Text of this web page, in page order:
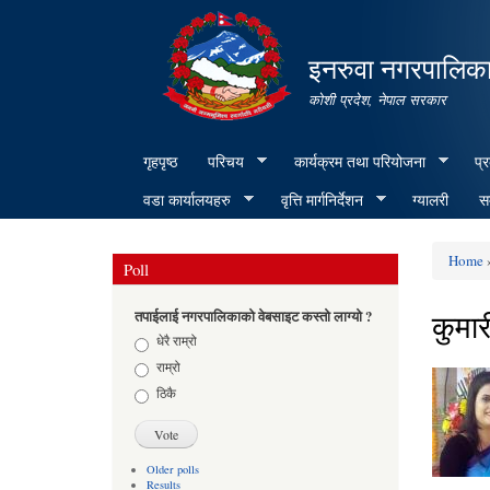
इनरुवा
कोशी प्रदेश, नेपाल सरकार
गृहपृष्ठ परिचय कार्यक्रम तथा परियोजना
वडा कार्यालयहरु
वृत्ति मार्गनिर्देशन ग्यालरी
Poll
तपाईलाई नगरपालिकाको वेबसाइट कस्तो लाग्यो ?
Choicesधेरै राम्रो
राम्रो
ठिकै
Older polls
Results
Home